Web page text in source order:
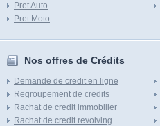
Pret Auto
Pret Moto
Nos offres de Crédits
Demande de credit en ligne
Regroupement de credits
Rachat de credit immobilier
Rachat de credit revolving